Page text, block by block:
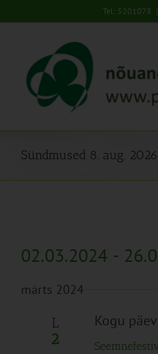
to
Tel: 5201078 |
Sündmused 8. aug.
02.03.2024 -
kuupäev.
märts 2024
L
2
Kogu päev